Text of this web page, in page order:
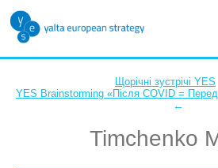
Щорічні зустрічі YES
YES Brainstorming «Після COVID =
←
Timchenko